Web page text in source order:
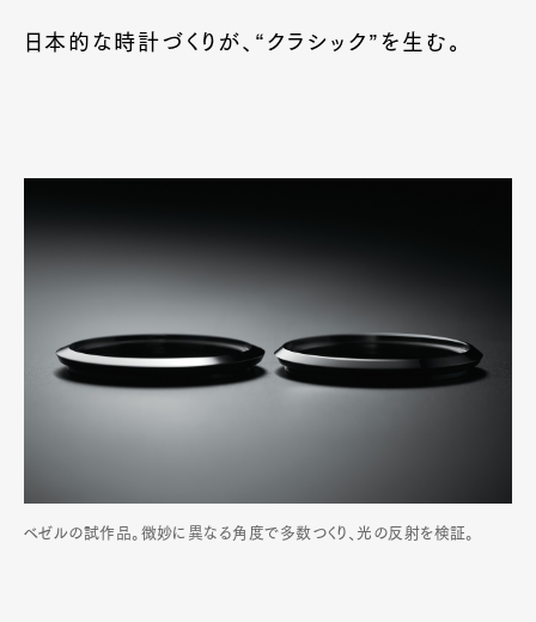
日本的な時計づくりが、“クラシック”を生む。
ベゼルの試作品。微妙に異なる角度で多数つくり、光の反射を検証。